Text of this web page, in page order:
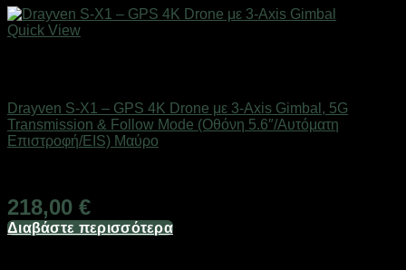
Quick View
Drayven S-X1 – GPS 4K Drone με 3-Axis Gimbal, 5G
Transmission & Follow Mode (Οθόνη 5.6″/Αυτόματη
Επιστροφή/EIS) Μαύρο
218,00 €
Διαβάστε περισσότερα